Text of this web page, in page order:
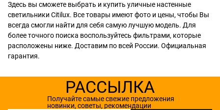
Здесь вы сможете выбрать и купить уличные настенные
светильники Citilux. Все товары имеют фото и цены, чтобы Вы
всегда смогли найти для себя самую лучшую модель. Для
более точного поиска воспользуйтесь фильтрами, которые
расположены ниже. Доставим по всей России. Официальная
гарантия.
РАССЫЛКА
Получайте самые свежие предложения
новинки, советы, рекомендации